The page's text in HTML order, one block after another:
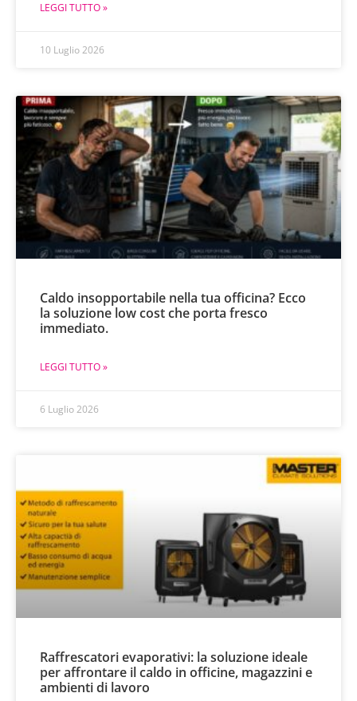
LEGGI TUTTO »
10 Luglio 2026
Caldo insopportabile nella tua officina? Ecco
la soluzione low cost che porta fresco
immediato.
LEGGI TUTTO »
6 Luglio 2026
Raffrescatori evaporativi: la soluzione ideale
per affrontare il caldo in officine, magazzini e
ambienti di lavoro